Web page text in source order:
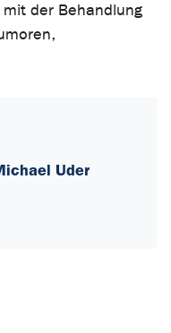
der Behandlung
Uder